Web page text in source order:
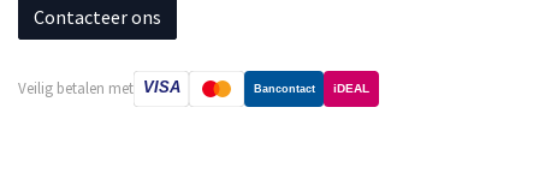
Contacteer ons
Veilig betalen met VISA Bancontact iDEAL